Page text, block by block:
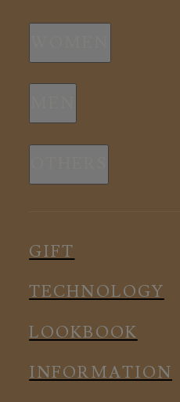
新商品
スリープウェア
ルームウェア
アクセサリー
新商品
ルームウェア
アクセサリー
GIFT
TECHNOLOGY
LOOKBOOK
INFORMATION